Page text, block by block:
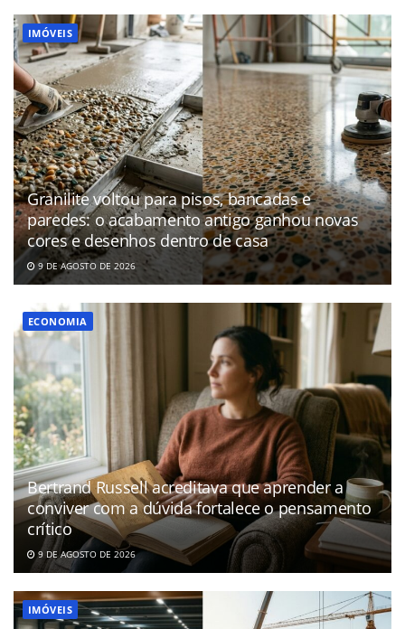
IMÓVEIS
Granilite voltou para pisos, bancadas e
paredes: o acabamento antigo ganhou novas
cores e desenhos dentro de casa
9 DE AGOSTO DE 2026
ECONOMIA
Bertrand Russell acreditava que aprender a
conviver com a dúvida fortalece o pensamento
crítico
9 DE AGOSTO DE 2026
IMÓVEIS